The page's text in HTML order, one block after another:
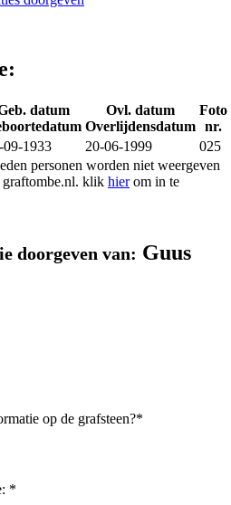
datum
Ovl. datum
Overlijdensdatum
Foto
nr.
09-1933 20-06-1999
025
personen worden niet weergeven
graftombe.nl. klik hierom in te
doorgeven van: Guus
op de grafsteen?*
*